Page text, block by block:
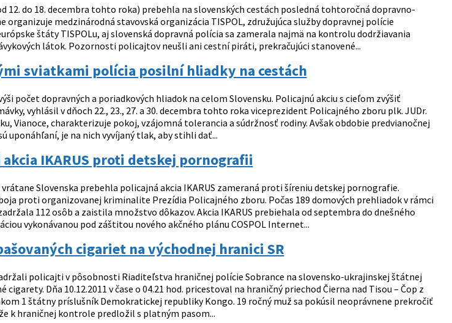
12. do 18. decembra tohto roka) prebehla na slovenských cestách posledná tohtoročná dopravno-
organizuje medzinárodná stavovská organizácia TISPOL, združujúca služby dopravnej polície
štáty TISPOLu, aj slovenská dopravná polícia sa zamerala najmä na kontrolu dodržiavania
látok. Pozornosti policajtov neušli ani cestní piráti, prekračujúci stanovené...
sviatkami polícia posilní hliadky na cestách
počet dopravných a poriadkových hliadok na celom Slovensku. Policajnú akciu s cieľom zvýšiť
vyhlásil v dňoch 22., 23., 27. a 30. decembra tohto roka viceprezident Policajného zboru plk. JUDr.
Vianoce, charakterizuje pokoj, vzájomná tolerancia a súdržnosť rodiny. Avšak obdobie predvianočnej
uponáhľaní, je na nich vyvíjaný tlak, aby stihli dať...
IKARUS proti detskej pornografii
Slovenska prebehla policajná akcia IKARUS zameraná proti šíreniu detskej pornografie.
proti organizovanej kriminalite Prezídia Policajného zboru. Počas 189 domových prehliadok v rámci
112 osôb a zaistila množstvo dôkazov. Akcia IKARUS prebiehala od septembra do dnešného
vykonávanou pod záštitou nového akčného plánu COSPOL Internet...
cigariet na východnej hranici SR
policajti v pôsobnosti Riaditeľstva hraničnej polície Sobrance na slovensko-ukrajinskej štátnej
Dňa 10.12.2011 v čase o 04.21 hod. pricestoval na hraničný priechod Čierna nad Tisou – Čop z
1 štátny príslušník Demokratickej republiky Kongo. 19 ročný muž sa pokúsil neoprávnene prekročiť
k hraničnej kontrole predložil s platným pasom...